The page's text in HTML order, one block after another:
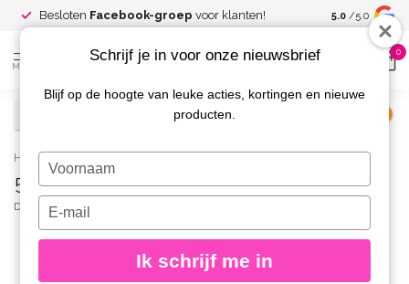
Besloten Facebook-groep voor klanten! Spaar voor
kortingen
5.0 /5.0
MENU
0
Home / 52 Gellak Holo Lila 10 ml.
52 Gellak Holo Lila 10 ml.
DIVA
Schrijf je in voor onze nieuwsbrief
Blijf op de hoogte van leuke acties, kortingen en nieuwe
producten.
Typ
je
naam
Typ
je
e-
Ik schrijf me in